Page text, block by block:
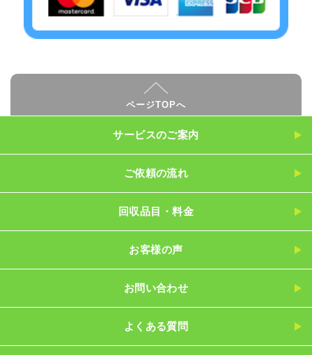
ページTOPへ
サービスのご案内
ご依頼の流れ
回収品目・料金
お客様の声
お問い合わせ
よくある質問